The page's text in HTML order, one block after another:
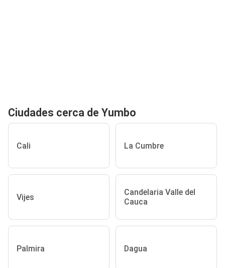
Ciudades cerca de Yumbo
Cali La Cumbre
Vijes
Candelaria Valle del
Cauca
Palmira Dagua